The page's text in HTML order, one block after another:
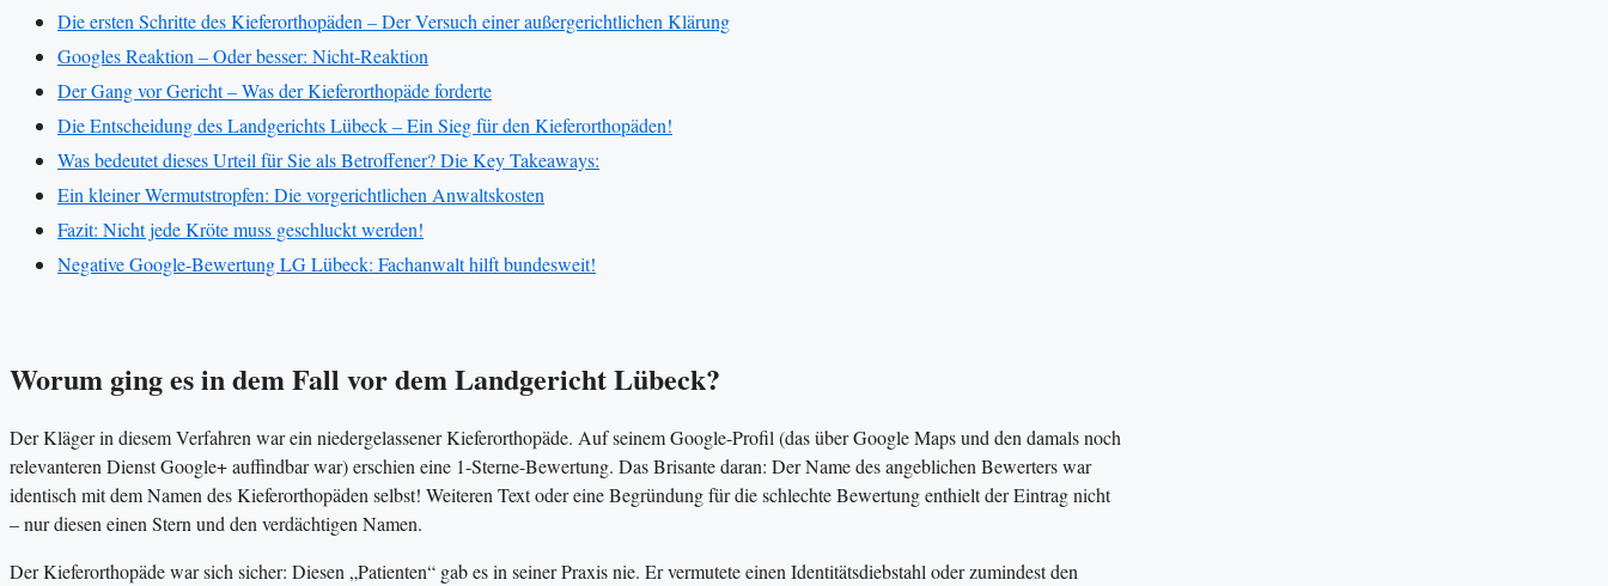
Die ersten Schritte des Kieferorthopäden – Der Versuch einer außergerichtlichen Klärung
Googles Reaktion – Oder besser: Nicht-Reaktion
Der Gang vor Gericht – Was der Kieferorthopäde forderte
Die Entscheidung des Landgerichts Lübeck – Ein Sieg für den Kieferorthopäden!
Was bedeutet dieses Urteil für Sie als Betroffener? Die Key Takeaways:
Ein kleiner Wermutstropfen: Die vorgerichtlichen Anwaltskosten
Fazit: Nicht jede Kröte muss geschluckt werden!
Negative Google-Bewertung LG Lübeck: Fachanwalt hilft bundesweit!
Worum ging es in dem Fall vor dem Landgericht Lübeck?
Der Kläger in diesem Verfahren war ein niedergelassener Kieferorthopäde. Auf seinem Google-Profil (das über Google Maps und den damals noch
relevanteren Dienst Google+ auffindbar war) erschien eine 1-Sterne-Bewertung. Das Brisante daran: Der Name des angeblichen Bewerters war
identisch mit dem Namen des Kieferorthopäden selbst! Weiteren Text oder eine Begründung für die schlechte Bewertung enthielt der Eintrag nicht
– nur diesen einen Stern und den verdächtigen Namen.
Der Kieferorthopäde war sich sicher: Diesen „Patienten“ gab es in seiner Praxis nie. Er vermutete einen Identitätsdiebstahl oder zumindest den